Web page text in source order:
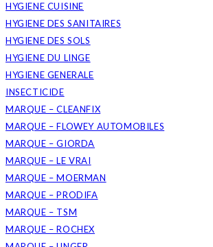
HYGIENE CUISINE
HYGIENE DES SANITAIRES
HYGIENE DES SOLS
HYGIENE DU LINGE
HYGIENE GENERALE
INSECTICIDE
MARQUE – CLEANFIX
MARQUE – FLOWEY AUTOMOBILES
MARQUE – GIORDA
MARQUE – LE VRAI
MARQUE – MOERMAN
MARQUE – PRODIFA
MARQUE – TSM
MARQUE – ROCHEX